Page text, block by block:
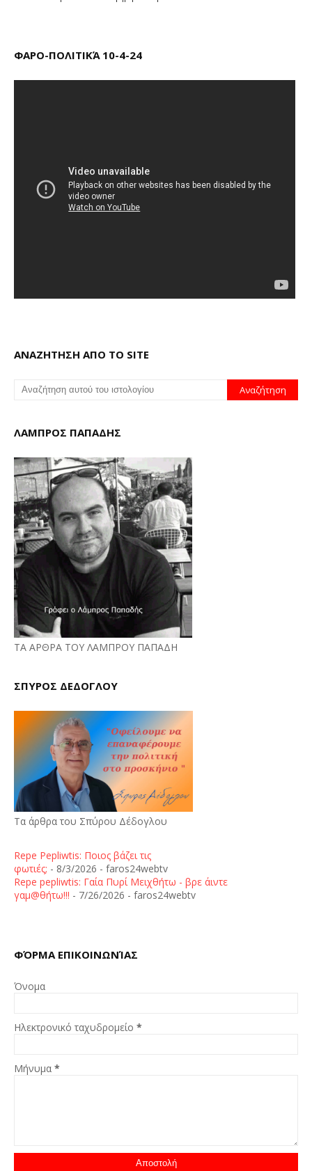
ΦΑΡΟ-ΠΟΛΙΤΙΚΆ 10-4-24
ΑΝΑΖΗΤΗΣΗ ΑΠΟ ΤΟ SITE
ΛΑΜΠΡΟΣ ΠΑΠΑΔΗΣ
ΤΑ ΑΡΘΡΑ ΤΟΥ ΛΑΜΠΡΟΥ ΠΑΠΑΔΗ
ΣΠΥΡΟΣ ΔΕΔΟΓΛΟΥ
Τα άρθρα του Σπύρου Δέδογλου
Repe Pepliwtis: Ποιος βάζει τις
φωτιές; - 8/3/2026 - faros24webtv
Repe pepliwtis: Γαία Πυρί Μειχθήτω - βρε άιντε
γαμ@θήτω!!! - 7/26/2026 - faros24webtv
ΦΌΡΜΑ ΕΠΙΚΟΙΝΩΝΊΑΣ
Όνομα
Ηλεκτρονικό ταχυδρομείο *
Μήνυμα *